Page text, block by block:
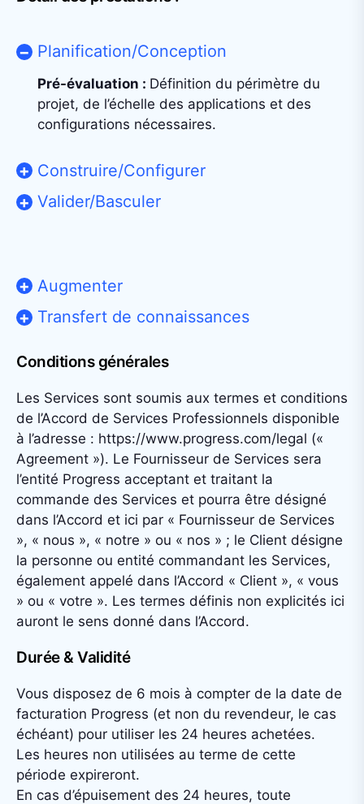
Planification/Conception
Pré-évaluation : Définition du périmètre du
projet, de l’échelle des applications et des
configurations nécessaires.
Construire/Configurer
Valider/Basculer
Augmenter
Transfert de connaissances
Conditions générales
Les Services sont soumis aux termes et conditions
de l’Accord de Services Professionnels disponible
à l’adresse : https://www.progress.com/legal («
Agreement »). Le Fournisseur de Services sera
l’entité Progress acceptant et traitant la
commande des Services et pourra être désigné
dans l’Accord et ici par « Fournisseur de Services
», « nous », « notre » ou « nos » ; le Client désigne
la personne ou entité commandant les Services,
également appelé dans l’Accord « Client », « vous
» ou « votre ». Les termes définis non explicités ici
auront le sens donné dans l’Accord.
Durée & Validité
Vous disposez de 6 mois à compter de la date de
facturation Progress (et non du revendeur, le cas
échéant) pour utiliser les 24 heures achetées.
Les heures non utilisées au terme de cette
période expireront.
En cas d’épuisement des 24 heures, toute